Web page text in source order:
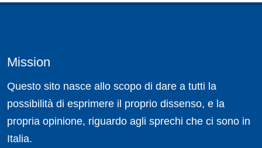
Mission
Questo sito nasce allo scopo di dare a tutti la
possibilità di esprimere il proprio dissenso, e la
propria opinione, riguardo agli sprechi che ci sono in
Italia.